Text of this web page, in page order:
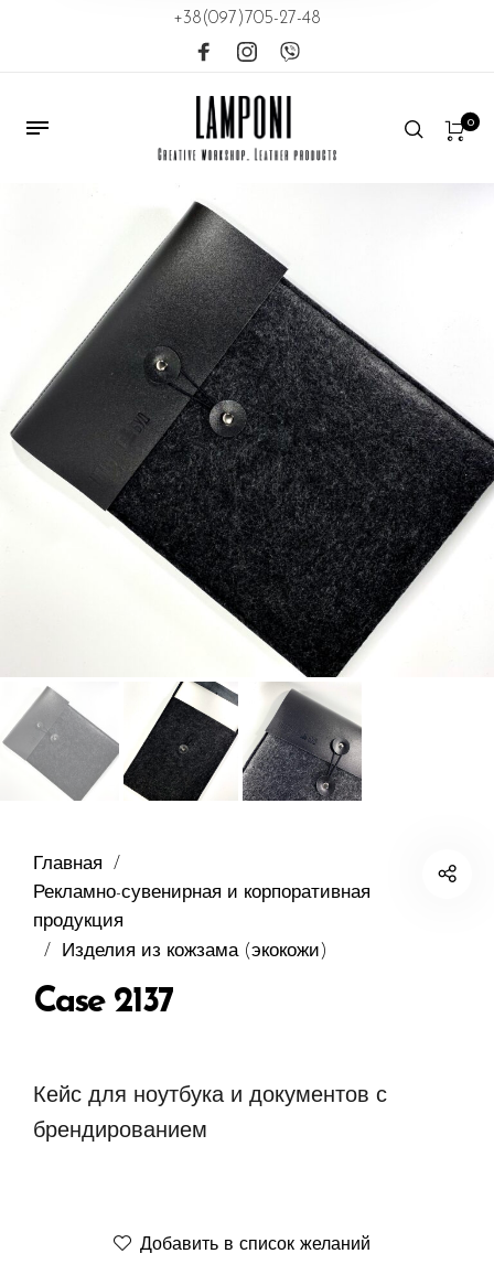
+38(097)705-27-48
0
Главная
/
Рекламно-сувенирная и корпоративная
продукция
/
Изделия из кожзама (экокожи)
Case 2137
Кейс для ноутбука и документов с
брендированием
Добавить в список желаний